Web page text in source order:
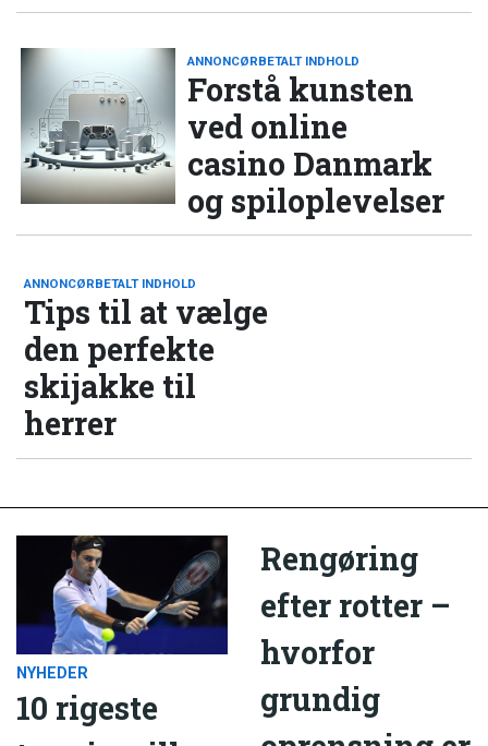
ANNONCØRBETALT INDHOLD
Forstå kunsten
ved online
casino Danmark
og spiloplevelser
ANNONCØRBETALT INDHOLD
Tips til at vælge
den perfekte
skijakke til
herrer
NYHEDER
10 rigeste
Rengøring
efter rotter –
hvorfor
grundig